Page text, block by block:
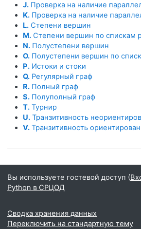
J. Проверка на наличие
K. Проверка на наличие
L. Степени вершин
M. Степени вершин по спискам
N. Полустепени вершин
O. Полустепени вершин по
P. Истоки и стоки
Q. Регулярный граф
R. Полный граф
S. Полуполный граф
T. Турнир
U. Транзитивность
V. Транзитивность
Вы используете гостевой доступ (
Python в СРЦОД
Сводка хранения данных
Переключить на стандартную тему